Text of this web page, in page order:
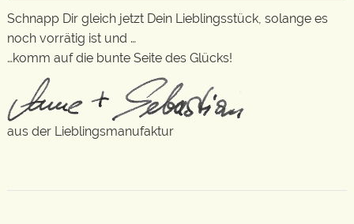
Schnapp Dir gleich jetzt Dein Lieblingsstück, solange es
noch vorrätig ist und …
…komm auf die bunte Seite des Glücks!
aus der Lieblingsmanufaktur